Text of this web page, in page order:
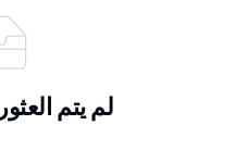
لم يتم